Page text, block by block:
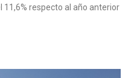
respecto al año anterior